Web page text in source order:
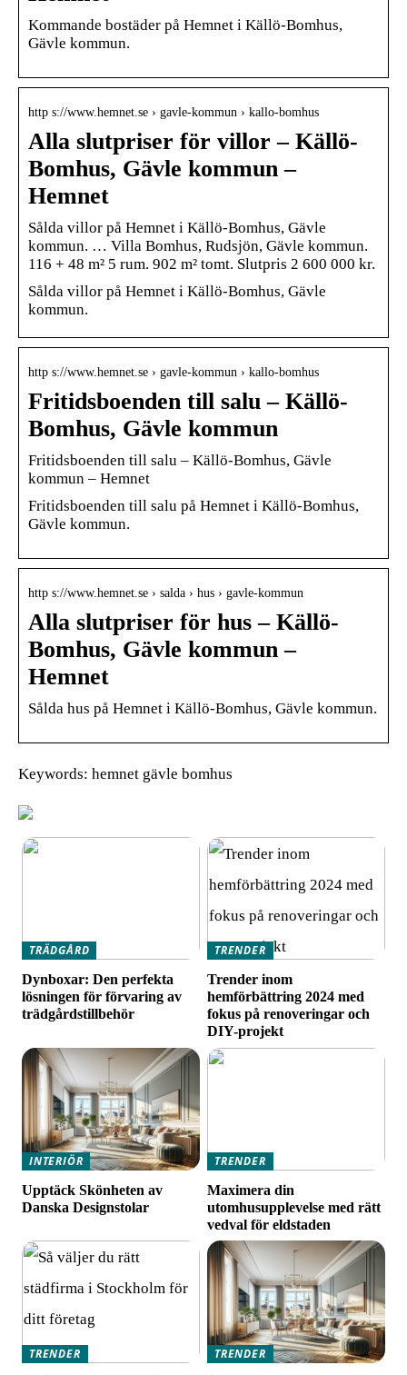
Kommande bostäder på Hemnet i Källö-Bomhus,
Gävle kommun.
http s://www.hemnet.se › gavle-kommun › kallo-bomhus
Alla slutpriser för villor – Källö-
Bomhus, Gävle kommun –
Hemnet
Sålda villor på Hemnet i Källö-Bomhus, Gävle
kommun. … Villa Bomhus, Rudsjön, Gävle kommun.
116 + 48 m² 5 rum. 902 m² tomt. Slutpris 2 600 000 kr.
Sålda villor på Hemnet i Källö-Bomhus, Gävle
kommun.
http s://www.hemnet.se › gavle-kommun › kallo-bomhus
Fritidsboenden till salu – Källö-
Bomhus, Gävle kommun
Fritidsboenden till salu – Källö-Bomhus, Gävle
kommun – Hemnet
Fritidsboenden till salu på Hemnet i Källö-Bomhus,
Gävle kommun.
http s://www.hemnet.se › salda › hus › gavle-kommun
Alla slutpriser för hus – Källö-
Bomhus, Gävle kommun –
Hemnet
Sålda hus på Hemnet i Källö-Bomhus, Gävle kommun.
Keywords: hemnet gävle bomhus
TRÄDGÅRD
Dynboxar: Den perfekta
lösningen för förvaring av
trädgårdstillbehör
TRENDER
Trender inom
hemförbättring 2024 med
fokus på renoveringar och
DIY-projekt
INTERIÖR
Upptäck Skönheten av
Danska Designstolar
TRENDER
Maximera din
utomhusupplevelse med rätt
vedval för eldstaden
TRENDER
TRENDER